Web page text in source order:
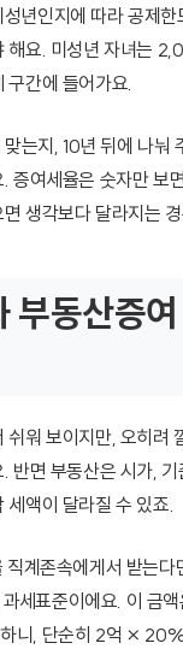
년인지에 따라 공제
해요. 미성년 자녀는
구간에 들어가요.
는지, 10년 뒤에 나눠
증여세율은 숫자만 보
생각보다 달라지는
부동산증
워 보이지만, 오히려
반면 부동산은 시가,
세액이 달라질 수 있죠.
직계존속에게서 받는
세표준이에요. 이 금
니, 단순히 2억 ×